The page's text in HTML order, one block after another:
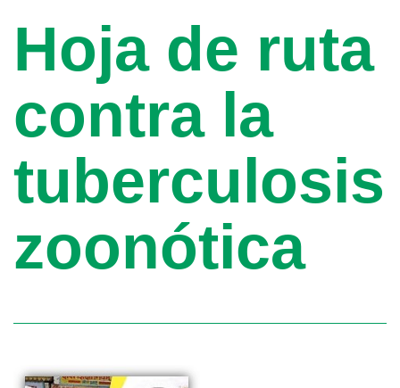
Hoja de ruta
contra la
tuberculosis
zoonótica